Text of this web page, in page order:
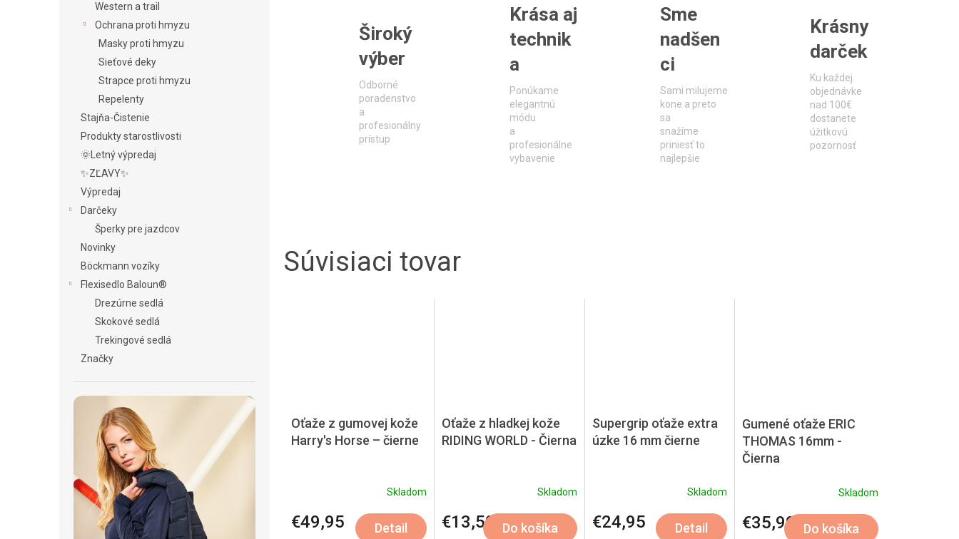
Western a trail
Ochrana proti hmyzu
Masky proti hmyzu
Sieťové deky
Strapce proti hmyzu
Repelenty
Stajňa-Čistenie
Produkty starostlivosti
🌞Letný výpredaj
✨ZĽAVY✨
Výpredaj
Darčeky
Šperky pre jazdcov
Novinky
Böckmann vozíky
Flexisedlo Baloun®
Drezúrne sedlá
Skokové sedlá
Trekingové sedlá
Značky
Široký
výber
Odborné
poradenstvo
a
profesionálny
prístup
Krása aj
technik
a
Ponúkame
elegantnú
módu
a
profesionálne
vybavenie
Sme
nadšen
ci
Sami milujeme
kone a preto
sa
snažíme
priniesť to
najlepšie
Krásny
darček
Ku každej
objednávke
nad 100€
dostanete
úžitkovú
pozornosť
Súvisiaci tovar
Oťaže z gumovej kože
Harry's Horse – čierne
Skladom
€49,95 Detail
Oťaže z hladkej kože
RIDING WORLD - Čierna
Skladom
€13,50 Do košíka
Supergrip oťaže extra
úzke 16 mm čierne
Skladom
€24,95 Detail
Gumené oťaže ERIC
THOMAS 16mm -
Čierna
Skladom
€35,90 Do košíka